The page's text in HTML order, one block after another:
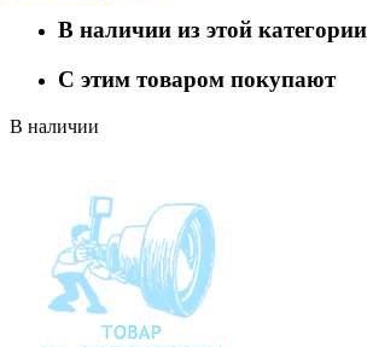
В наличии из этой категории
С этим товаром покупают
В наличии